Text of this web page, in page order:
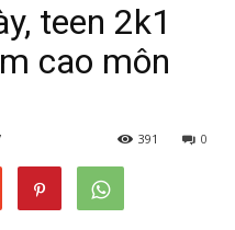
teen 2k1
cao môn
0
391